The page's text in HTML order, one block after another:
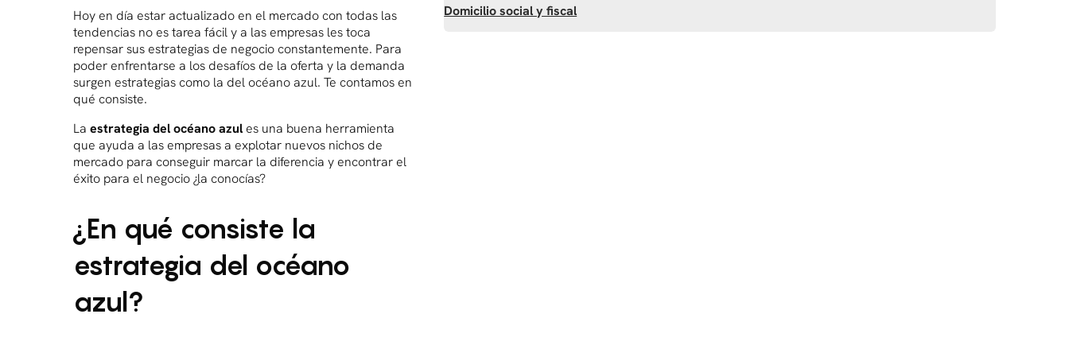
Hoy en día estar actualizado en el mercado con todas las
tendencias no es tarea fácil y a las empresas les toca
repensar sus estrategias de negocio constantemente. Para
poder enfrentarse a los desafíos de la oferta y la demanda
surgen estrategias como la del océano azul. Te contamos en
qué consiste.
La estrategia del océano azul es una buena herramienta
que ayuda a las empresas a explotar nuevos nichos de
mercado para conseguir marcar la diferencia y encontrar el
éxito para el negocio ¿la conocías?
¿En qué consiste la
estrategia del océano
azul?
Domicilio social y fiscal